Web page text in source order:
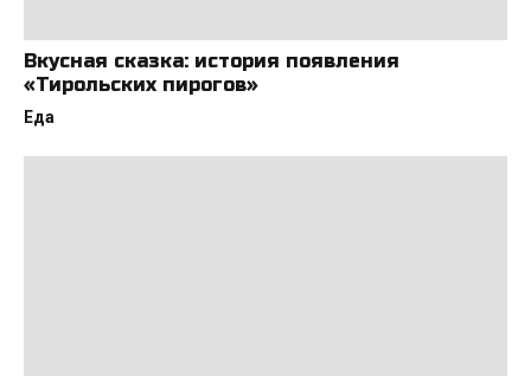
Вкусная сказка: история появления
«Тирольских пирогов»
Еда